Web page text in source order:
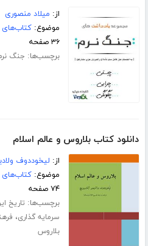
از: میلاد منصوری
موضوع:
۳۶ صفحه
برچسب‌ها: جنگ
دانلود کتاب بلاروس و عالم اسلام
از: لیخوددوف
موضوع:کتاب‌های
۷۴ صفحه
برچسب‌ها: تاریخ
سرمایه گذاری،
بلاروس